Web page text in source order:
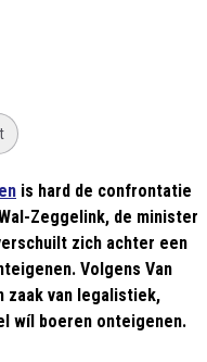
is hard de confrontatie
Zeggelink, de minister
zich achter een
Volgens Van
zaak van legalistiek,
wíl boeren onteigenen.